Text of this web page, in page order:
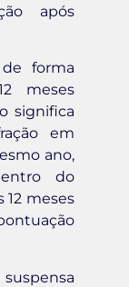
após
forma
meses
significa
em
ano,
do
12 meses